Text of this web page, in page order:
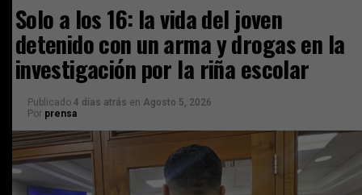
Solo a los 16: la vida del joven
detenido con un arma y drogas en la
investigación por la riña escolar
Publicado 4 días atrás en Agosto 5, 2026
Por prensa